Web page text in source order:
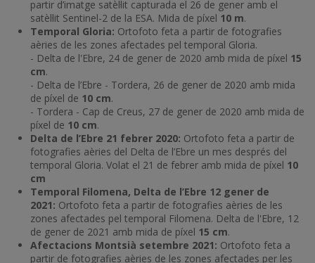
partir d’imatge satèl·lit capturada el 26 de gener amb el
satèl·lit Sentinel-2 de la ESA. Mida de píxel 10 m.
Temporal Gloria: Ortofoto feta a partir de fotografies
aèries de les zones afectades pel temporal Gloria.
- Delta de l'Ebre, 24 de gener de 2020 amb mida de píxel 15
cm.
- Delta de l’Ebre - Tordera, 26 de gener de 2020 amb mida
de píxel de 10 cm.
- Tordera - Cap de Creus, 27 de gener de 2020 amb mida de
píxel de 10 cm.
Delta de l’Ebre 21 febrer 2020: Ortofoto feta a partir de
fotografies aèries del Delta de l’Ebre un mes després del
temporal Gloria. Volat el 21 de febrer amb mida de píxel 10
cm
Temporal Filomena, Delta de l’Ebre 12 gener de
2021: Ortofoto feta a partir de fotografies aèries de les
zones afectades pel temporal Filomena. Delta de l'Ebre, 12
de gener de 2021 amb mida de píxel 15 cm.
Afectacions Montsià setembre 2021: Ortofoto feta a
partir de fotografies aèries de les zones afectades per les